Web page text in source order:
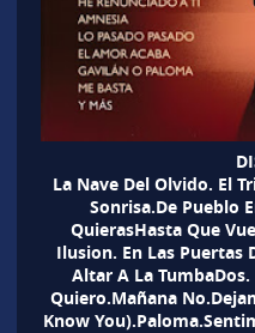
La Nave Del Olvido. El
Sonrisa.De Pueblo
QuierasHasta Que
Ilusion. En Las Puertas
Altar A La TumbaDos.
Quiero.Mañana
Know